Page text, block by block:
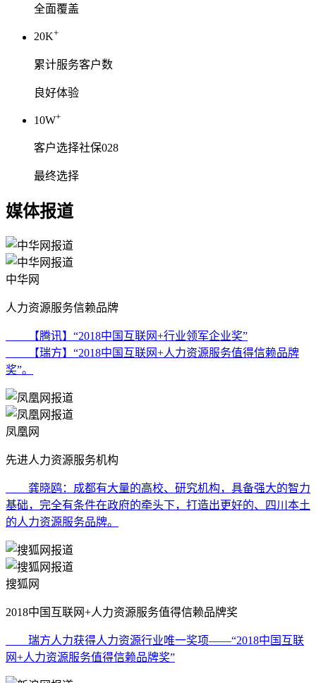
全面覆盖
20K+
累计服务客户数
良好体验
10W+
客户选择社保028
最终选择
媒体报道
中华网
人力资源服务信赖品牌
【腾讯】“2018中国互联网+行业领军企业奖”
【瑞方】“2018中国互联网+人力资源服务值得信赖品牌
奖”。
凤凰网
先进人力资源服务机构
龚晓鸥：成都有大量的高校、研究机构，具备强大的智力
基础，完全有条件在政府的牵头下，打造出更好的、四川本土
的人力资源服务品牌。
搜狐网
2018中国互联网+人力资源服务值得信赖品牌奖
瑞方人力获得人力资源行业唯一奖项——“2018中国互联
网+人力资源服务值得信赖品牌奖”